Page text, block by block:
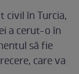
civil în Turcia,
a cerut-o în
să fie
care va